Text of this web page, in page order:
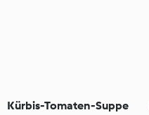
Kürbis-Tomaten-Suppe